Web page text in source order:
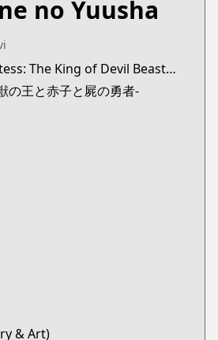
no Yuusha
synonyms:Clevatess: The King of Devil Beasts, The Baby and the Brave of Undead
の王と赤子と屍の勇者-
& Art)